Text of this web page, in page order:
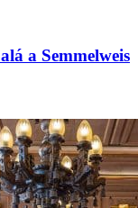
a Semmelweis